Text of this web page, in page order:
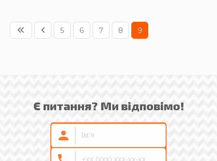
5 6 7 8 9
Є питання? Ми відповімо!